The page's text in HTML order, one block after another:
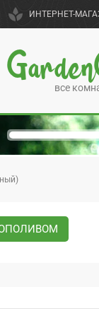
spa ИНТЕРНЕТ-
все